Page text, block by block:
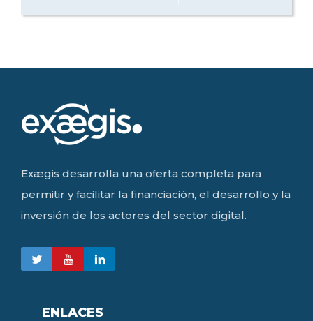
Exægis desarrolla una oferta completa para
permitir y facilitar la financiación, el desarrollo y la
inversión de los actores del sector digital.
ENLACES